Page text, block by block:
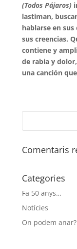
(Todos Pájaros)
lastiman,
hablarse en
sus creencias.
contiene y
de rabia y
una canción
Comentaris
Categories
Fa 50 anys…
Notícies
On podem anar?